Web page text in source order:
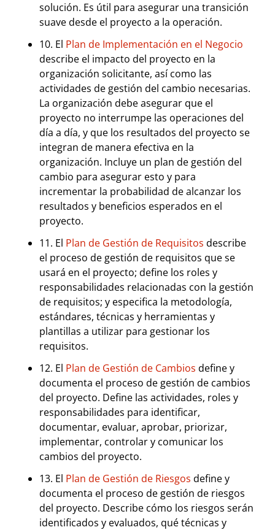
solución. Es útil para asegurar una transición
suave desde el proyecto a la operación.
10. El Plan de Implementación en el Negocio
describe el impacto del proyecto en la
organización solicitante, así como las
actividades de gestión del cambio necesarias.
La organización debe asegurar que el
proyecto no interrumpe las operaciones del
día a día, y que los resultados del proyecto se
integran de manera efectiva en la
organización. Incluye un plan de gestión del
cambio para asegurar esto y para
incrementar la probabilidad de alcanzar los
resultados y beneficios esperados en el
proyecto.
11. El Plan de Gestión de Requisitos describe
el proceso de gestión de requisitos que se
usará en el proyecto; define los roles y
responsabilidades relacionadas con la gestión
de requisitos; y especifica la metodología,
estándares, técnicas y herramientas y
plantillas a utilizar para gestionar los
requisitos.
12. El Plan de Gestión de Cambios define y
documenta el proceso de gestión de cambios
del proyecto. Define las actividades, roles y
responsabilidades para identificar,
documentar, evaluar, aprobar, priorizar,
implementar, controlar y comunicar los
cambios del proyecto.
13. El Plan de Gestión de Riesgos define y
documenta el proceso de gestión de riesgos
del proyecto. Describe cómo los riesgos serán
identificados y evaluados, qué técnicas y